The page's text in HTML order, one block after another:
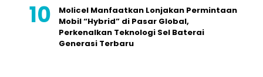
Molicel Manfaatkan Lonjakan Permintaan
Mobil “Hybrid” di Pasar Global,
Perkenalkan Teknologi Sel Baterai
Generasi Terbaru